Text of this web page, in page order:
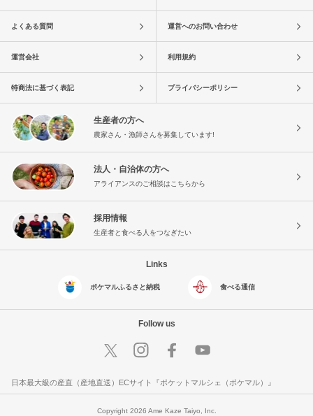
よくある質問 運営へのお問い合わせ
運営会社 利用規約
特商法に基づく表記 プライバシーポリシー
生産者の方へ
農家さん・漁師さんを募集しています!
法人・自治体の方へ
アライアンスのご相談はこちらから
採用情報
生産者と食べる人をつなぎたい
Links
ポケマルふるさと納税 食べる通信
Follow us
日本最大級の産直（産地直送）ECサイト『ポケットマルシェ（ポケマル）』
Copyright 2026 Ame Kaze Taiyo, Inc.